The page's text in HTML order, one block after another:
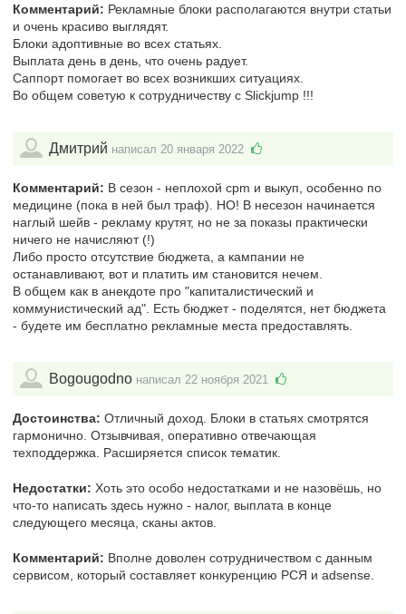
Комментарий: Рекламные блоки располагаются внутри статьи
и очень красиво выглядят.
Блоки адоптивные во всех статьях.
Выплата день в день, что очень радует.
Саппорт помогает во всех возникших ситуациях.
Во общем советую к сотрудничеству с Slickjump !!!
Дмитрий написал 20 января 2022
Комментарий: В сезон - неплохой cpm и выкуп, особенно по
медицине (пока в ней был траф). НО! В несезон начинается
наглый шейв - рекламу крутят, но не за показы практически
ничего не начисляют (!)
Либо просто отсутствие бюджета, а кампании не
останавливают, вот и платить им становится нечем.
В общем как в анекдоте про "капиталистический и
коммунистический ад". Есть бюджет - поделятся, нет бюджета
- будете им бесплатно рекламные места предоставлять.
Bogougodno написал 22 ноября 2021
Достоинства: Отличный доход. Блоки в статьях смотрятся
гармонично. Отзывчивая, оперативно отвечающая
техподдержка. Расширяется список тематик.
Недостатки: Хоть это особо недостатками и не назовёшь, но
что-то написать здесь нужно - налог, выплата в конце
следующего месяца, сканы актов.
Комментарий: Вполне доволен сотрудничеством с данным
сервисом, который составляет конкуренцию РСЯ и adsense.